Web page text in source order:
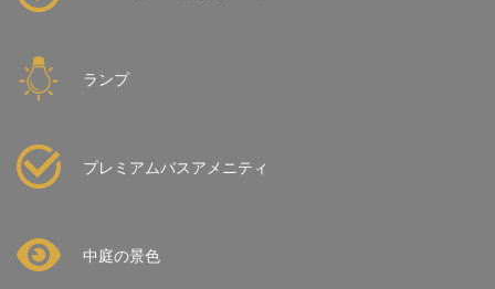
ランプ
プレミアムバスアメニティ
中庭の景色